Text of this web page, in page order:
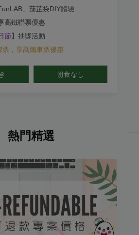
」茄芷袋DIY體驗
高鐵聯票優惠
節】抽獎活動
票，享高鐵車票優惠
朝食なし
熱門精選